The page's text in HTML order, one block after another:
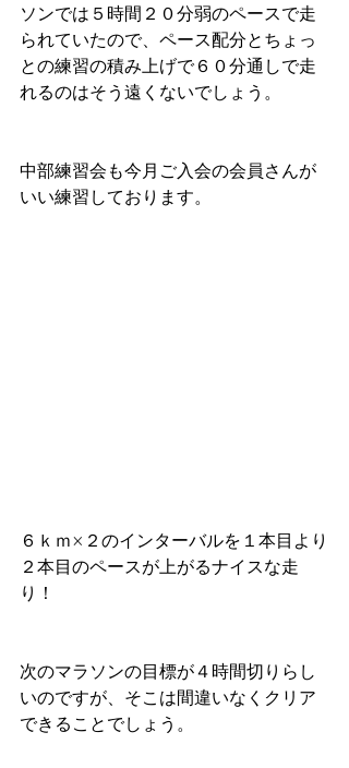
ソンでは５時間２０分弱のペースで走
られていたので、ペース配分とちょっ
との練習の積み上げで６０分通しで走
れるのはそう遠くないでしょう。
中部練習会も今月ご入会の会員さんが
いい練習しております。
６ｋｍ×２のインターバルを１本目より
２本目のペースが上がるナイスな走
り！
次のマラソンの目標が４時間切りらし
いのですが、そこは間違いなくクリア
できることでしょう。